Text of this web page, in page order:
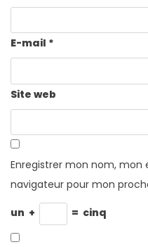
E-mail *
Site web
Enregistrer mon nom,
navigateur pour mon
un + = cinq